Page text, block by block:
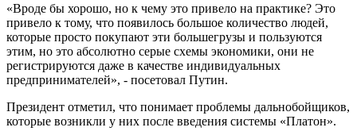
«Вроде бы хорошо, но к чему это привело на практике? Это
привело к тому, что появилось большое количество людей,
которые просто покупают эти большегрузы и пользуются
этим, но это абсолютно серые схемы экономики, они не
регистрируются даже в качестве индивидуальных
предпринимателей», - посетовал Путин.
Президент отметил, что понимает проблемы дальнобойщиков,
которые возникли у них после введения системы «Платон».